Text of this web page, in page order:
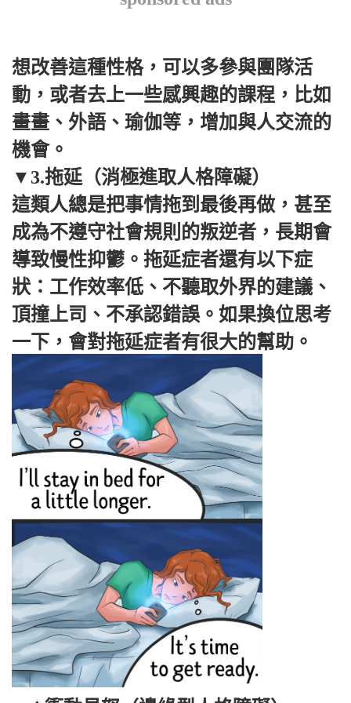
想改善這種性格，可以多參與團隊活
動，或者去上一些感興趣的課程，比如
畫畫、外語、瑜伽等，增加與人交流的
機會。
▼3.拖延（消極進取人格障礙）
這類人總是把事情拖到最後再做，甚至
成為不遵守社會規則的叛逆者，長期會
導致慢性抑鬱。拖延症者還有以下症
狀：工作效率低、不聽取外界的建議、
頂撞上司、不承認錯誤。如果換位思考
一下，會對拖延症者有很大的幫助。